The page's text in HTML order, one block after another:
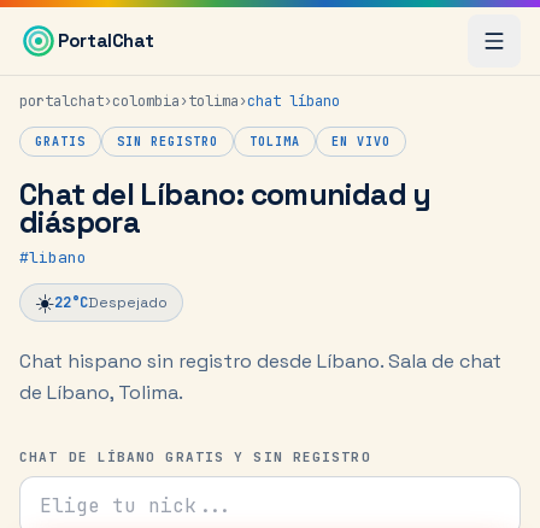
Saltar al contenido principal
PortalChat
portalchat›colombia›tolima›chat líbano
GRATIS SIN REGISTRO TOLIMA EN VIVO
Chat del Líbano: comunidad y
diáspora
#libano
☀️22°CDespejado
Chat hispano sin registro desde Líbano.Sala de chat
de Líbano, Tolima.
CHAT DE LÍBANO GRATIS Y SIN REGISTRO
Tu nick para el chat